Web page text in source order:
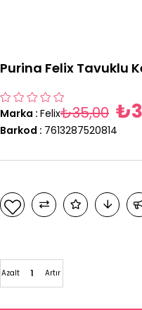
Purina Felix Tavuklu
Marka : Felix₺35,00
Barkod : 7613287520814
Artır
Azalt